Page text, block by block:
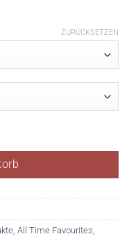
ZURÜCKSETZEN
, All Time Favourites,